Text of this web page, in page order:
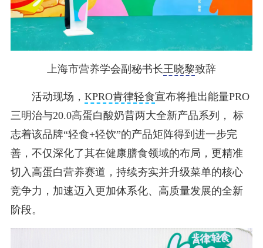
上海市营养学会副秘书长王晓黎致辞
活动现场， KPRO肯律轻食宣布将推出能量PRO
三明治与20.0高蛋白酸奶昔两大全新产品系列， 标
志着该品牌“轻食+轻饮”的产品矩阵得到进一步完
善，不仅深化了其在健康膳食领域的布局，更精准
切入高蛋白营养赛道，持续夯实并升级菜单的核心
竞争力，加速迈入更加体系化、高质量发展的全新
阶段。